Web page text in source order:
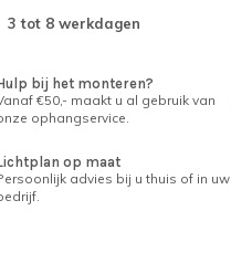
3 tot 8 werkdagen
bij het monteren?
€50,- maakt u al gebruik van
ophangservice.
op maat
advies bij u thuis of in uw